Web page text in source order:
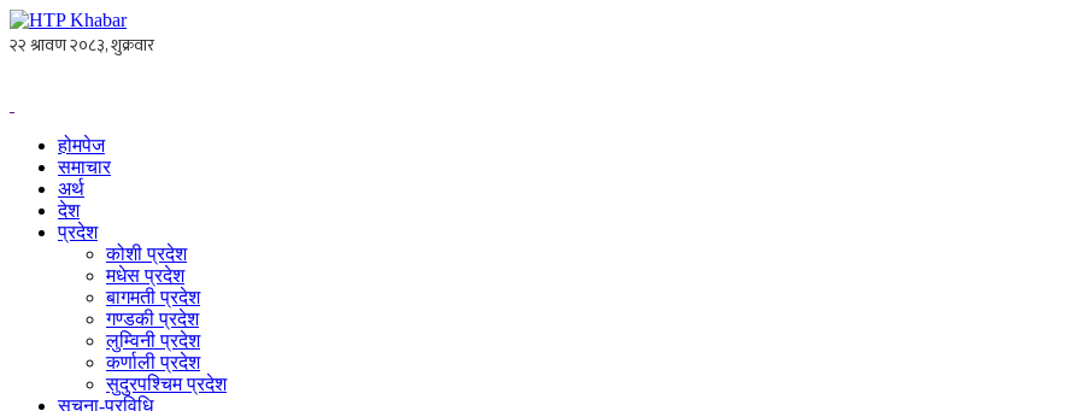
होमपेज
समाचार
अर्थ
देश
प्रदेश
कोशी प्रदेश
मधेस प्रदेश
बागमती प्रदेश
गण्डकी प्रदेश
लुम्विनी प्रदेश
कर्णाली प्रदेश
सुदुरपश्चिम प्रदेश
सूचना-प्रविधि